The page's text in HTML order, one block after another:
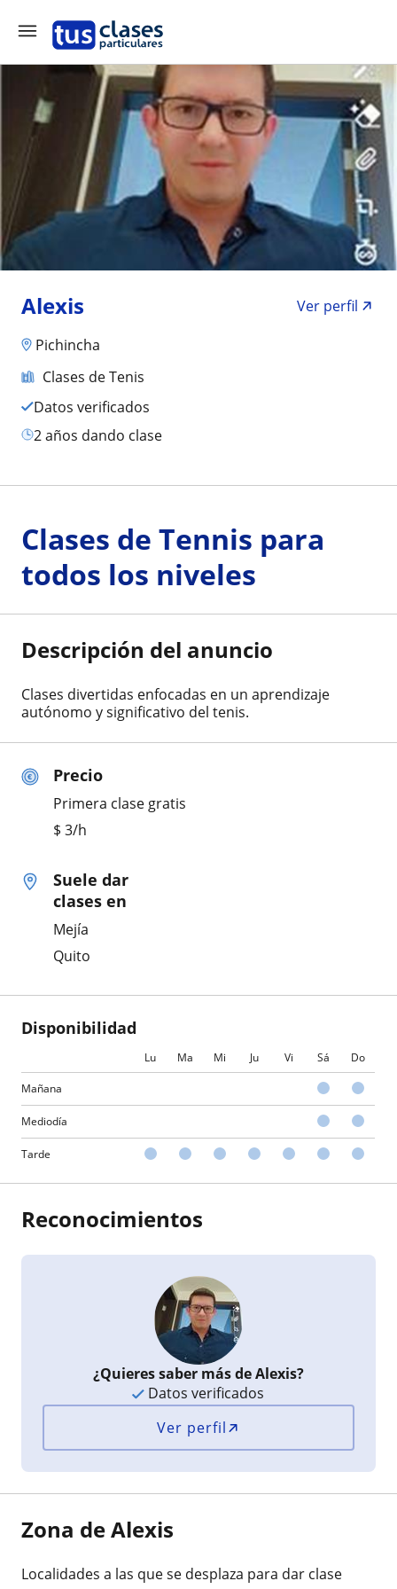
Alexis
Ver perfil
Pichincha
Clases de Tenis
Datos verificados
2 años dando clase
Precio
Primera clase gratis
$ 3/h
Suele dar
clases en
Mejía
Quito
Disponibilidad
Lu Ma Mi Ju Vi Sá Do
Mañana
Mediodía
Tarde
Clases de Tennis para
todos los niveles
Descripción del anuncio
Clases divertidas enfocadas en un aprendizaje
autónomo y significativo del tenis.
Reconocimientos
¿Quieres saber más de Alexis?
Datos verificados
Ver perfil
Zona de Alexis
Localidades a las que se desplaza para dar clase